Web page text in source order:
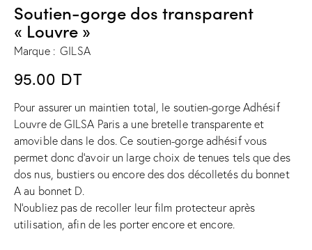
Soutien-gorge dos transparent
« Louvre »
Marque : GILSA
95.00 DT
Pour assurer un maintien total, le soutien-gorge Adhésif
Louvre de GILSA Paris a une bretelle transparente et
amovible dans le dos. Ce soutien-gorge adhésif vous
permet donc d’avoir un large choix de tenues tels que des
dos nus, bustiers ou encore des dos décolletés du bonnet
A au bonnet D.
N’oubliez pas de recoller leur film protecteur après
utilisation, afin de les porter encore et encore.